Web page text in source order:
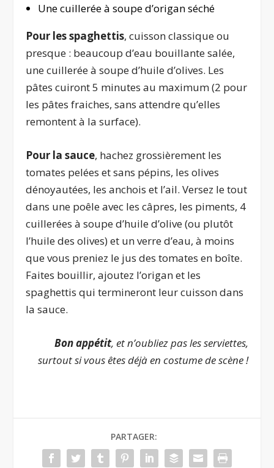
Une cuillerée à soupe d’origan séché
Pour les spaghettis, cuisson classique ou
presque : beaucoup d’eau bouillante salée,
une cuillerée à soupe d’huile d’olives. Les
pâtes cuiront 5 minutes au maximum (2 pour
les pâtes fraiches, sans attendre qu’elles
remontent à la surface).
Pour la sauce, hachez grossièrement les
tomates pelées et sans pépins, les olives
dénoyautées, les anchois et l’ail. Versez le tout
dans une poêle avec les câpres, les piments, 4
cuillerées à soupe d’huile d’olive (ou plutôt
l’huile des olives) et un verre d’eau, à moins
que vous preniez le jus des tomates en boîte.
Faites bouillir, ajoutez l’origan et les
spaghettis qui termineront leur cuisson dans
la sauce.
Bon appétit, et n’oubliez pas les serviettes,
surtout si vous êtes déjà en costume de scène !
PARTAGER: